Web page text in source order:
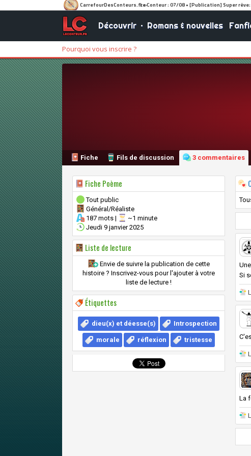
Découvrir• Romans & nouvelles
Pourquoi vous inscrire ?
Fiche Fils de discussion 3 commentaires
Fiche Poème
Tout public
Général/Réaliste
187 mots |
~1 minute
Jeudi 9 janvier 2025
Liste de lecture
Envie de suivre la publication de cette
histoire ? Inscrivez-vous pour l'ajouter à votre
liste de lecture !
Étiquettes
dieu(x) et déesse(s) Introspection
morale réflexion tristesse
Si
La